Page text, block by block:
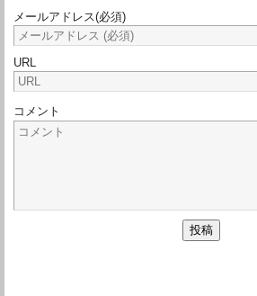
メールアドレス(必須)
URL
コメント